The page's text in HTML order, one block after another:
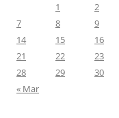
1
2
7
8 9
14
15 16
21
22 23
28
29
30
« Mar